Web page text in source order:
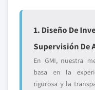
1. Diseño De
Supervisión De
En GMI, nuestra
basa en la
rigurosa y la